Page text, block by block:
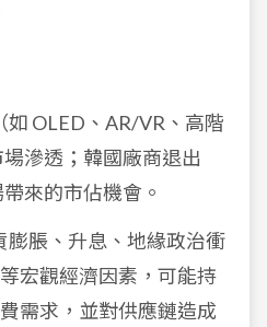
如 OLED、AR/VR、高階
場滲透；韓國廠商退出
來的市佔機會。
膨脹、升息、地緣政治衝
宏觀經濟因素，可能持
需求，並對供應鏈造成